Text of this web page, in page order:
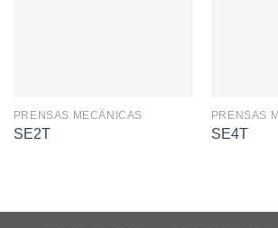
PRENSAS MECÂNICAS
SE2T
PRENSAS
SE4T